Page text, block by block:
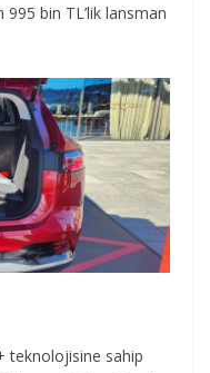
bin TL’lik lansman
teknolojisine sahip